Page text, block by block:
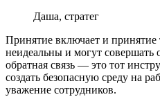
Даша, стратег
Принятие включает и принятие
неидеальны и могут
обратная связь — это тот
создать безопасную среду на
уважение сотрудников.